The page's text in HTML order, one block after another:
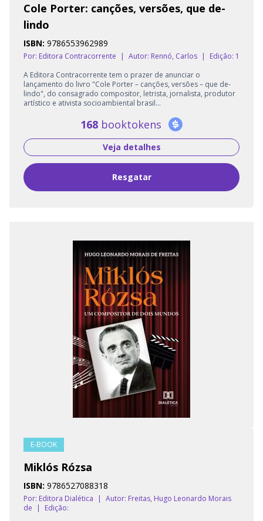
Cole Porter: canções, versões, que de-
lindo
ISBN: 9786553962989
Por: Editora Contracorrente | Autor: Rennó, Carlos |
Edição: 1
A Editora Contracorrente tem o prazer de anunciar o
lançamento do livro "Cole Porter – canções, versões – que de-
lindo", do consagrado compositor, letrista, jornalista, produtor
artístico e ativista socioambiental brasil...
168 booktokens
Veja detalhes
Resgatar
E-BOOK
Miklós Rózsa
ISBN: 9786527088318
Por: Editora Dialética | Autor: Freitas, Hugo Leonardo Morais
de
|
Edição: